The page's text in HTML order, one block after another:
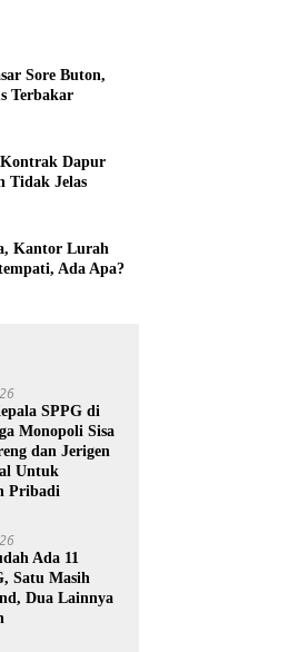
Sore Buton,
Terbakar
Dapur
Tidak Jelas
Kantor Lurah
Ada Apa?
SPPG di
Monopoli Sisa
dan Jerigen
Untuk
Pribadi
Ada 11
Satu Masih
Dua Lainnya